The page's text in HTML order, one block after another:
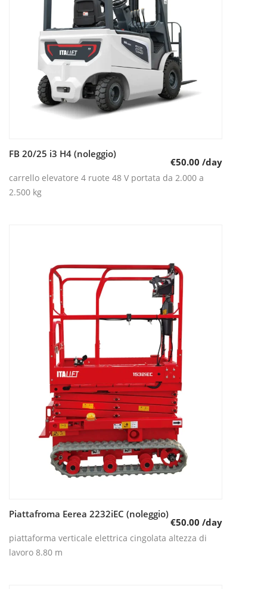
Leggi tutto
FB 20/25 i3 H4 (noleggio)
€50.00 /day
carrello elevatore 4 ruote 48 V portata da 2.000 a
2.500 kg
Leggi tutto
Piattafroma Eerea 2232iEC (noleggio)
€50.00 /day
piattaforma verticale elettrica cingolata altezza di
lavoro 8.80 m